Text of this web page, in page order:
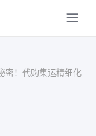
密！代购集运精细化